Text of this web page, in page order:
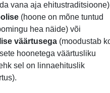
vana aja
(hoone on mõne tuntud
hea näide) või
väärtusega (moodustab
hoonetega väärtusliku
sel on linnaehituslik